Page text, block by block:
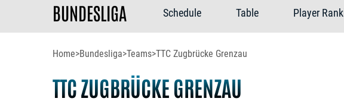
BUNDESLIGA Schedule Table Player
Home>Bundesliga>Teams>TTC Zugbrücke Grenzau
TTC ZUGBRÜCKE GRENZAU